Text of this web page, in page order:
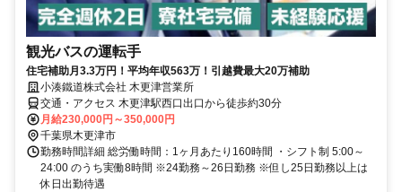
観光バスの運転手
住宅補助月3.3万円！平均年収563万！引越費最大20万補助
小湊鐵道株式会社 木更津営業所
交通・アクセス 木更津駅西口出口から徒歩約30分
月給230,000円～350,000円
千葉県木更津市
勤務時間詳細 総労働時間：1ヶ月あたり160時間 ・シフト制 5:00～
24:00 のうち実働8時間 ※24勤務～26日勤務 ※但し25日勤務以上は
休日出勤待遇